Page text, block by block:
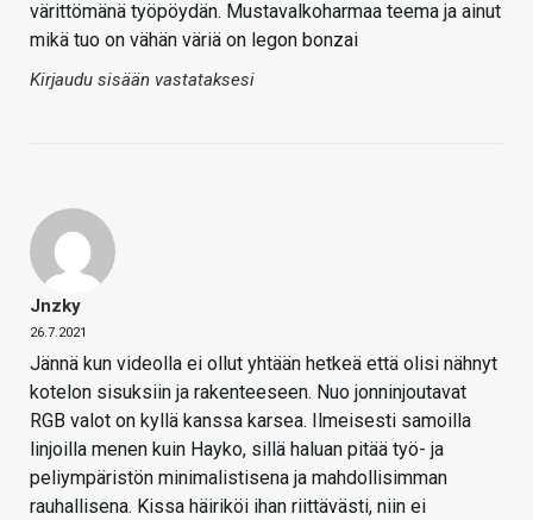
värittömänä työpöydän. Mustavalkoharmaa teema ja ainut
mikä tuo on vähän väriä on legon bonzai
Kirjaudu sisään vastataksesi
Jnzky
26.7.2021
Jännä kun videolla ei ollut yhtään hetkeä että olisi nähnyt
kotelon sisuksiin ja rakenteeseen. Nuo jonninjoutavat
RGB valot on kyllä kanssa karsea. Ilmeisesti samoilla
linjoilla menen kuin Hayko, sillä haluan pitää työ- ja
peliympäristön minimalistisena ja mahdollisimman
rauhallisena. Kissa häiriköi ihan riittävästi, niin ei